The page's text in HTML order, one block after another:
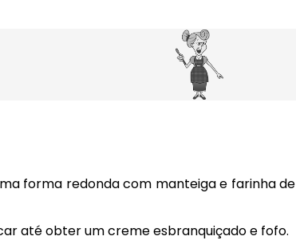
forma redonda com manteiga e farinha de
até obter um creme esbranquiçado e fofo.